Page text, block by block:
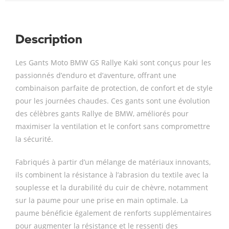
Description
Les Gants Moto BMW GS Rallye Kaki sont conçus pour les
passionnés d’enduro et d’aventure, offrant une
combinaison parfaite de protection, de confort et de style
pour les journées chaudes. Ces gants sont une évolution
des célèbres gants Rallye de BMW, améliorés pour
maximiser la ventilation et le confort sans compromettre
la sécurité.
Fabriqués à partir d’un mélange de matériaux innovants,
ils combinent la résistance à l’abrasion du textile avec la
souplesse et la durabilité du cuir de chèvre, notamment
sur la paume pour une prise en main optimale. La
paume bénéficie également de renforts supplémentaires
pour augmenter la résistance et le ressenti des